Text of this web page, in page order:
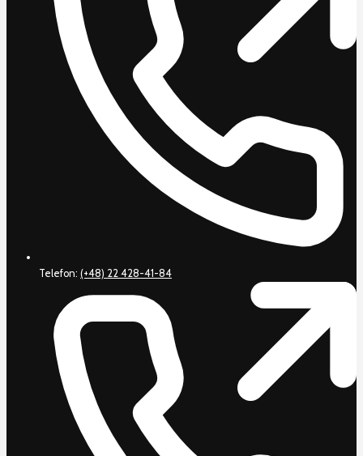
Telefon: (+48) 22 428-41-84